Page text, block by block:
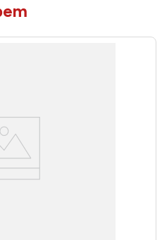
37" A 85" SBRP1600 -